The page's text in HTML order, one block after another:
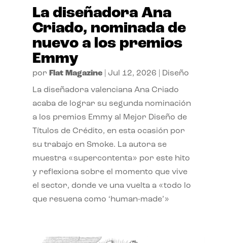
La diseñadora Ana
Criado, nominada de
nuevo a los premios
Emmy
por Flat Magazine| Jul 12, 2026 Diseño
La diseñadora valenciana Ana Criado
acaba de lograr su segunda nominación
a los premios Emmy al Mejor Diseño de
Títulos de Crédito, en esta ocasión por
su trabajo en Smoke. La autora se
muestra «supercontenta» por este hito
y reflexiona sobre el momento que vive
el sector, donde ve una vuelta a «todo lo
que resuena como ‘human-made’»